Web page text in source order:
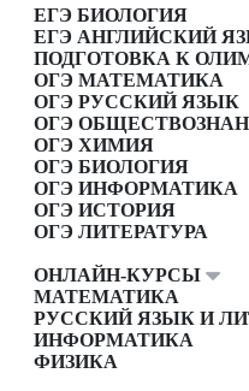
ЕГЭ БИОЛОГИЯ
ЕГЭ АНГЛИЙСКИЙ
ПОДГОТОВКА К
ОГЭ МАТЕМАТИКА
ОГЭ РУССКИЙ ЯЗЫК
ОГЭ
ОГЭ ХИМИЯ
ОГЭ БИОЛОГИЯ
ОГЭ ИНФОРМАТИКА
ОГЭ ИСТОРИЯ
ОГЭ ЛИТЕРАТУРА
ОНЛАЙН-КУРСЫ
МАТЕМАТИКА
РУССКИЙ ЯЗЫК И
ИНФОРМАТИКА
ФИЗИКА